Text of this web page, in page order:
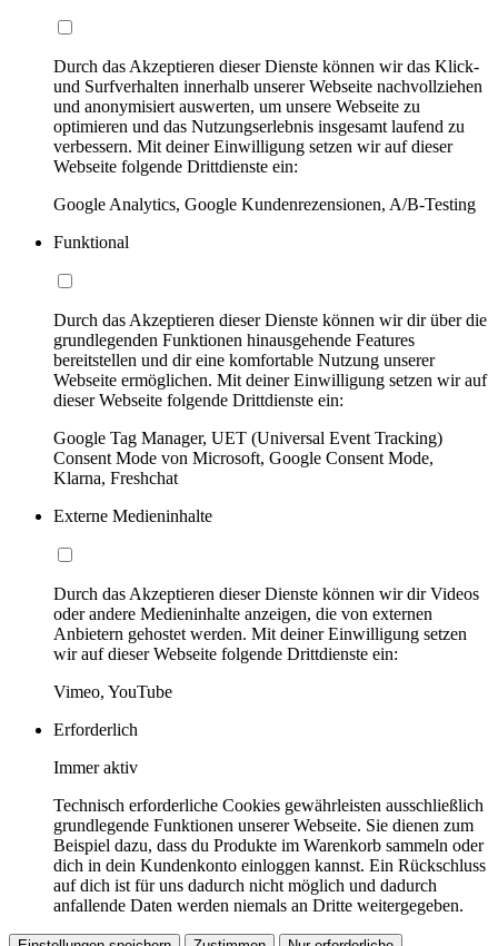
Durch das Akzeptieren dieser Dienste können wir das Klick-
und Surfverhalten innerhalb unserer Webseite nachvollziehen
und anonymisiert auswerten, um unsere Webseite zu
optimieren und das Nutzungserlebnis insgesamt laufend zu
verbessern. Mit deiner Einwilligung setzen wir auf dieser
Webseite folgende Drittdienste ein:
Google Analytics, Google Kundenrezensionen, A/B-Testing
Funktional
Durch das Akzeptieren dieser Dienste können wir dir über die
grundlegenden Funktionen hinausgehende Features
bereitstellen und dir eine komfortable Nutzung unserer
Webseite ermöglichen. Mit deiner Einwilligung setzen wir auf
dieser Webseite folgende Drittdienste ein:
Google Tag Manager, UET (Universal Event Tracking)
Consent Mode von Microsoft, Google Consent Mode,
Klarna, Freshchat
Externe Medieninhalte
Durch das Akzeptieren dieser Dienste können wir dir Videos
oder andere Medieninhalte anzeigen, die von externen
Anbietern gehostet werden. Mit deiner Einwilligung setzen
wir auf dieser Webseite folgende Drittdienste ein:
Vimeo, YouTube
Erforderlich
Immer aktiv
Technisch erforderliche Cookies gewährleisten ausschließlich
grundlegende Funktionen unserer Webseite. Sie dienen zum
Beispiel dazu, dass du Produkte im Warenkorb sammeln oder
dich in dein Kundenkonto einloggen kannst. Ein Rückschluss
auf dich ist für uns dadurch nicht möglich und dadurch
anfallende Daten werden niemals an Dritte weitergegeben.